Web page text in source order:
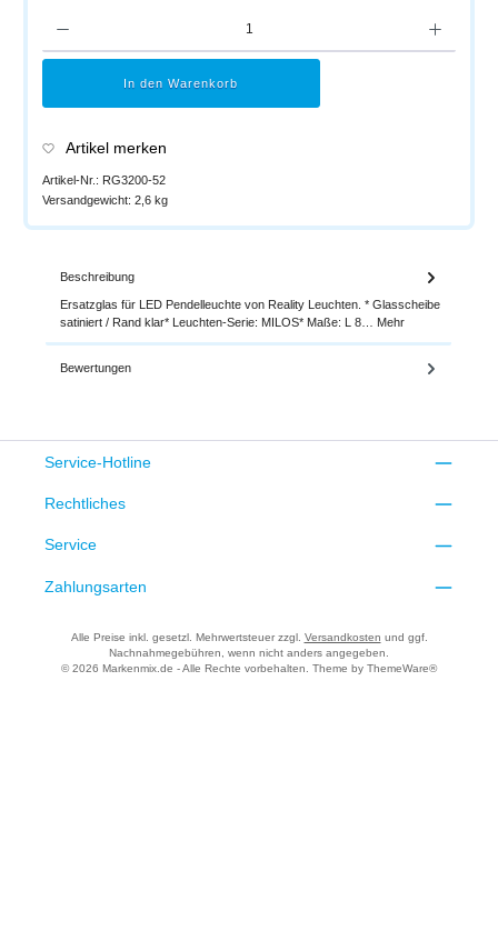
In den Warenkorb
Artikel merken
Artikel-Nr.: RG3200-52
Versandgewicht: 2,6 kg
Beschreibung
Ersatzglas für LED Pendelleuchte von Reality Leuchten. * Glasscheibe
satiniert / Rand klar* Leuchten-Serie: MILOS* Maße: L 8… Mehr
Bewertungen
Service-Hotline
Rechtliches
Service
Zahlungsarten
Alle Preise inkl. gesetzl. Mehrwertsteuer zzgl. Versandkosten und ggf.
Nachnahmegebühren, wenn nicht anders angegeben.
© 2026 Markenmix.de - Alle Rechte vorbehalten. Theme by ThemeWare®